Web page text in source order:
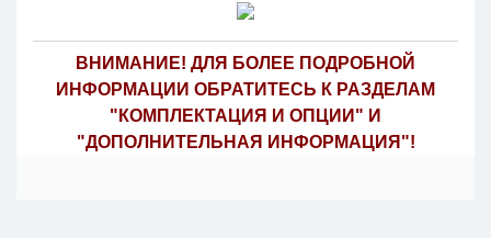
ВНИМАНИЕ! ДЛЯ БОЛЕЕ ПОДРОБНОЙ
ИНФОРМАЦИИ ОБРАТИТЕСЬ К РАЗДЕЛАМ
"КОМПЛЕКТАЦИЯ И ОПЦИИ" И
"ДОПОЛНИТЕЛЬНАЯ ИНФОРМАЦИЯ"!